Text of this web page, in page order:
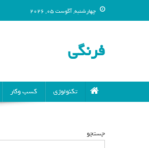
چهارشنبه, آگوست 05, 2026
فرنگی
تکنولوژی کسب وکار
جستجو